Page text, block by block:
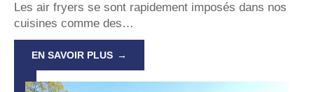
Les air fryers se sont rapidement imposés dans nos
cuisines comme des…
EN SAVOIR PLUS